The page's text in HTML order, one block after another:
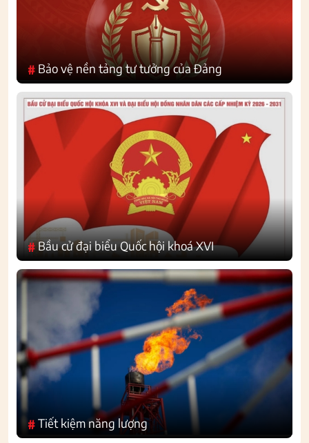
# Bảo vệ nền tảng tư tưởng của Đảng
#Bầu cử đại biểu Quốc hội khoá XVI
#Tiết kiệm năng lượng